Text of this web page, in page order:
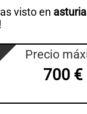
visto en
Precio
700 €